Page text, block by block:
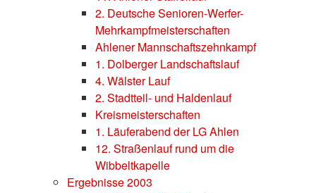
2. Deutsche Senioren-Werfer-
Mehrkampfmeisterschaften
Ahlener Mannschaftszehnkampf
1. Dolberger Landschaftslauf
4. Wälster Lauf
2. Stadtteil- und Haldenlauf
Kreismeisterschaften
1. Läuferabend der LG Ahlen
12. Straßenlauf rund um die
Wibbeltkapelle
Ergebnisse 2003